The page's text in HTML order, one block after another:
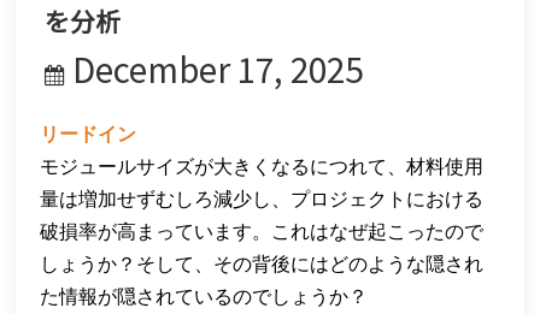
한국어
بالعربية
を分析
December 17, 2025
リードイン
モジュールサイズが大きくなるにつれて、材料使用
量は増加せずむしろ減少し、プロジェクトにおける
破損率が高まっています。これはなぜ起こったので
しょうか？そして、その背後にはどのような隠され
た情報が隠されているのでしょうか？